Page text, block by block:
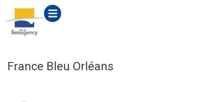
principal
France Bleu Orléans